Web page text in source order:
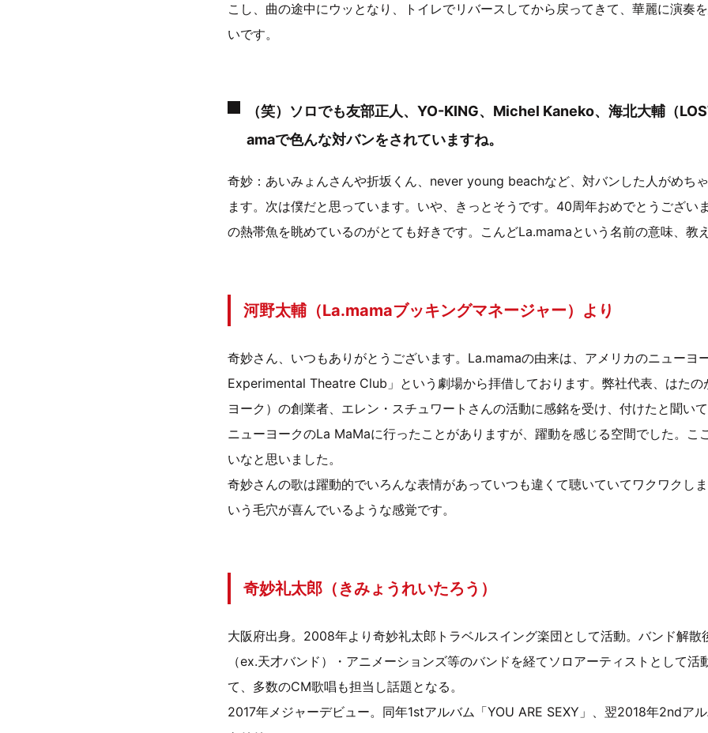
こし、曲の途中にウッとなり、トイレでリバースしてから戻ってきて、華麗に演奏
いです。
（笑）ソロでも友部正人、YO-KING、Michel Kaneko、海北大輔（
amaで色んな対バンをされていますね。
奇妙：あいみょんさんや折坂くん、never young beachなど、対バンした人がめち
ます。次は僕だと思っています。いや、きっとそうです。40周年おめでとうござい
の熱帯魚を眺めているのがとても好きです。こんどLa.mamaという名前の意味、教
河野太輔（La.mamaブッキングマネージャー）より
奇妙さん、いつもありがとうございます。La.mamaの由来は、アメリカのニューヨ
Experimental Theatre Club」という劇場から拝借しております。弊社代表、はたの
ヨーク）の創業者、エレン・スチュワートさんの活動に感銘を受け、付けたと聞い
ニューヨークのLa MaMaに行ったことがありますが、躍動を感じる空間でした。こ
いなと思いました。
奇妙さんの歌は躍動的でいろんな表情があっていつも違くて聴いていてワクワクし
いう毛穴が喜んでいるような感覚です。
奇妙礼太郎（きみょうれいたろう）
大阪府出身。2008年より奇妙礼太郎トラベルスイング楽団として活動。バンド解散
（ex.天才バンド）・アニメーションズ等のバンドを経てソロアーティストとして活
て、多数のCM歌唱も担当し話題となる。
2017年メジャーデビュー。同年1stアルバム「YOU ARE SEXY」、翌2018年2ndア